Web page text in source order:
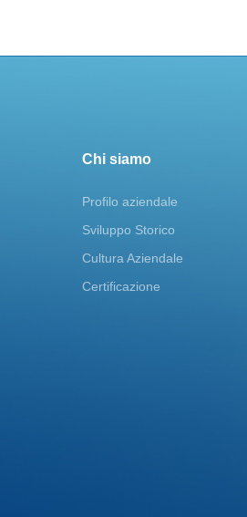
Chi siamo
Profilo aziendale
Sviluppo Storico
Cultura Aziendale
Certificazione